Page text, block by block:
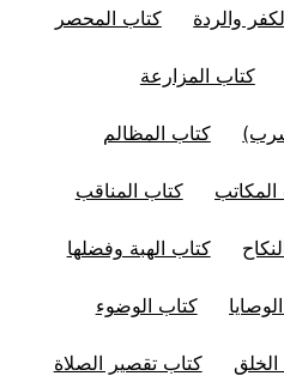
والردة كتاب المحصر
كتاب المزارعة
كتاب المظالم
كتاب المناقب
كتاب الهبة وفضلها
كتاب الوضوء
كتاب تقصير الصلاة